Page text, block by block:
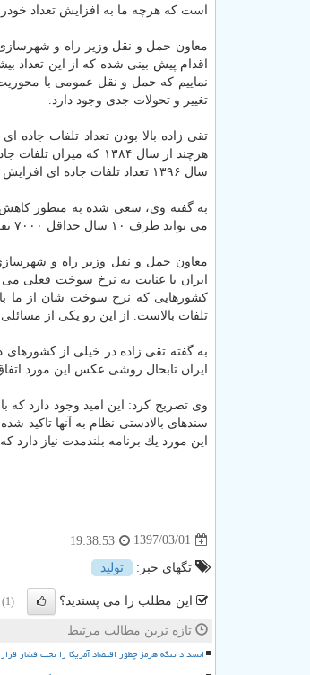
است كه هرچه ما به افزایش تعداد
نماییم كه حمل و نقل عمومی با محوریت
تغییر و تحولات جدی وجود دارد.
تقی زاده بالا بودن تعداد تلفات
سال ۱۳۹۶ تعداد تلفات جاده ای افزایش پیدا كند كه آمارها حاكی از رشد ۱.۷ درصدی آن است.
به گفته وی، سعی شده به منظور كاهش
می تواند ظرف ۱۰ سال حداقل ۷۰۰۰ نفر از تلفات رانندگی در ایران را كم كند.
معاون حمل و نقل وزیر راه و شهرسازی
ایران با عنایت به نرخ سوخت فعلی
كشورهایی كه نرخ سوخت شان از ما
تلفات بالاست. از این رو یكی از
به گفته تقی زاده در خیلی از كشورهای
ایران تابحال روشی عكس این مورد
وی تصریح كرد: این امید وجود دارد
سندهای بالادستی نظام به آنها تاكید
این مورد یك برنامه بلندمدت نیاز دارد
1397/03/01
19:38:53
تگهای خبر: تولید
این مطلب را می پسندید؟ (1)
تازه ترین مطالب مرتبط
انسداد تنگه هرمز چطور اقتصاد آمریکا را تحت فشار